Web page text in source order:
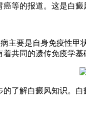
等的报道。这是白癜
要是自身免疫性甲
共同的遗传免疫学基
解白癜风知识。白